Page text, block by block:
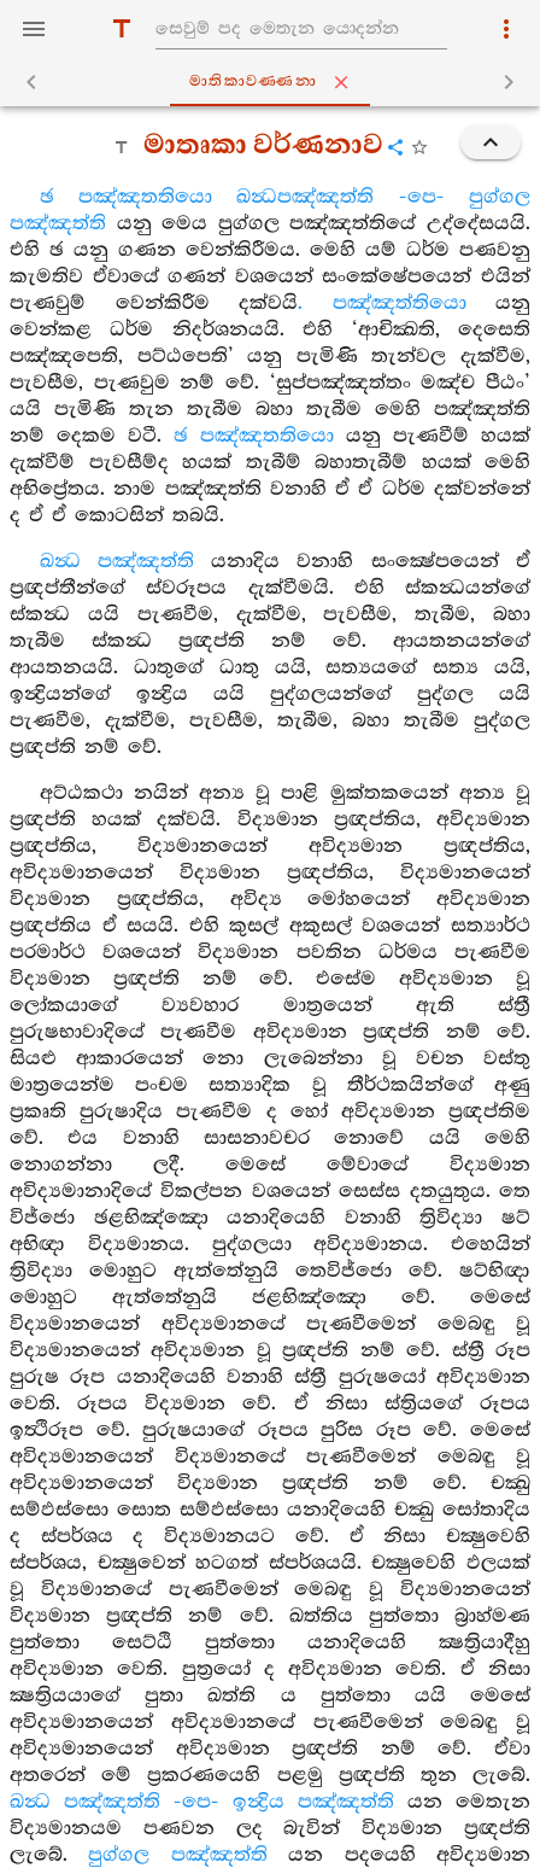
මාතිකාවණ‍්ණනා
මාතෘකා වර්ණනාව
ඡ පඤ්ඤතතියො ඛන්‍ධපඤ්ඤත්ති -පෙ- පුග්ගල
පඤ්ඤත්ති යනු මෙය පුග්ගල පඤ්ඤත්තියේ උද්දේසයයි.
එහි ඡ යනු ගණන වෙන්කිරීමය. මෙහි යම් ධර්ම පණවනු
කැමතිව ඒවායේ ගණන් වශයෙන් සංකේෂේපයෙන් එයින්
පැණවුම් වෙන්කිරීම දක්වයි. පඤ්ඤත්තියොයනු
වෙන්කළ ධර්ම නිදර්ශනයයි. එහි ‘ආචික්‍ඛති, දෙසෙති
පඤ්ඤපෙති, පට්ඨපෙති’ යනු පැමිණි තැන්වල දැක්වීම,
පැවසීම, පැණවුම නම් වේ. ‘සුප්පඤ්ඤත්තං මඤ්ච පීඨං’
යයි පැමිණි තැන තැබීම බහා තැබීම මෙහි පඤ්ඤත්ති
නම් දෙකම වටී. ඡ පඤ්ඤතතියො යනු පැණවීම් හයක්
දැක්වීම් පැවසීම්ද හයක් තැබීම් බහාතැබීම් හයක් මෙහි
අභිප්‍රේතය. නාම පඤ්ඤත්ති වනාහි ඒ ඒ ධර්ම දක්වන්නේ
ද ඒ ඒ කොටසින් තබයි.
ඛන්‍ධ පඤ්ඤත්ති යනාදිය වනාහි සංක්‍ෂේපයෙන් ඒ
ප්‍රඥප්තීන්ගේ ස්වරූපය දැක්වීමයි. එහි ස්කන්‍ධයන්ගේ
ස්කන්‍ධ යයි පැණවීම, දැක්වීම, පැවසීම, තැබීම, බහා
තැබීම ස්කන්‍ධ ප්‍රඥප්ති නම් වේ. ආයතනයන්ගේ
ආයතනයයි. ධාතුගේ ධාතු යයි, සත්‍යයගේ සත්‍ය යයි,
ඉන්‍ද්‍රියන්ගේ ඉන්‍ද්‍රිය යයි පුද්ගලයන්ගේ පුද්ගල යයි
පැණවීම, දැක්වීම, පැවසීම, තැබීම, බහා තැබීම පුද්ගල
ප්‍රඥප්ති නම් වේ.
අට්ඨකථා නයින් අන්‍ය වූ පාළි මුක්තකයෙන් අන්‍ය වූ
ප්‍රඥප්ති හයක් දක්වයි. විද්‍යමාන ප්‍රඥප්තිය, අවිද්‍යමාන
ප්‍රඥප්තිය, විද්‍යමානයෙන් අවිද්‍යමාන ප්‍රඥප්තිය,
අවිද්‍යමානයෙන් විද්‍යමාන ප්‍රඥප්තිය, විද්‍යමානයෙන්
විද්‍යමාන ප්‍රඥප්තිය, අවිද්‍ය මෝහයෙන් අවිද්‍යමාන
ප්‍රඥප්තිය ඒ සයයි. එහි කුසල් අකුසල් වශයෙන් සත්‍යාර්ථ
පරමාර්ථ වශයෙන් විද්‍යමාන පවතින ධර්මය පැණවීම
විද්‍යමාන ප්‍රඥප්ති නම් වේ. එසේම අවිද්‍යමාන වූ
ලෝකයාගේ ව්‍යවහාර මාත්‍රයෙන් ඇති ස්ත්‍රී
පුරුෂභාවාදියේ පැණවීම අවිද්‍යමාන ප්‍රඥප්ති නම් වේ.
සියළු ආකාරයෙන් නො ලැබෙන්නා වූ වචන වස්තු
මාත්‍රයෙන්ම පංචම සත්‍යාදික වූ තීර්ථකයින්ගේ අණු
ප්‍රකෘති පුරුෂාදිය පැණවීම ද හෝ අවිද්‍යමාන ප්‍රඥප්තිම
වේ. එය වනාහි සාසනාවචර නොවේ යයි මෙහි
නොගන්නා ලදී. මෙසේ මේවායේ විද්‍යමාන
අවිද්‍යමානාදියේ විකල්පන වශයෙන් සෙස්ස දතයුතුය. තෙ
විජ්ජො ඡළභිඤ්ඤො යනාදියෙහි වනාහි ත්‍රිවිද්‍යා ෂට්
අභිඥා විද්‍යමානය. පුද්ගලයා අවිද්‍යමානය. එහෙයින්
ත්‍රිවිද්‍යා මොහුට ඇත්තේනුයි තෙවිජ්ජො වේ. ෂට්භිඥා
මොහුට ඇත්තේනුයි ජළභිඤ්ඤො වේ. මෙසේ
විද්‍යමානයෙන් අවිද්‍යමානයේ පැණවීමෙන් මෙබඳු වූ
විද්‍යමානයෙන් අවිද්‍යමාන වූ ප්‍රඥප්ති නම් වේ. ස්ත්‍රී රූප
පුරුෂ රූප යනාදියෙහි වනාහි ස්ත්‍රී පුරුෂයෝ අවිද්‍යමාන
වෙති. රූපය විද්‍යමාන වේ. ඒ නිසා ස්ත්‍රියගේ රූපය
ඉත්‍ථිරූප වේ. පුරුෂයාගේ රූපය පුරිස රූප වේ. මෙසේ
අවිද්‍යමානයෙන් විද්‍යමානයේ පැණවීමෙන් මෙබඳු වූ
අවිද්‍යමානයෙන් විද්‍යමාන ප්‍රඥප්ති නම් වේ. චක්‍ඛු
සම්ඵස්සො සොත සම්ඵස්සො යනාදියෙහි චක්‍ඛු සෝතාදිය
ද ස්පර්ශය ද විද්‍යමානයට වේ. ඒ නිසා චක්‍ෂුවෙහි
ස්පර්ශය, චක්‍ෂුවෙන් හටගත් ස්පර්ශයයි. චක්‍ෂුවෙහි ඵලයක්
වූ විද්‍යමානයේ පැණවීමෙන් මෙබඳු වූ විද්‍යමානයෙන්
විද්‍යමාන ප්‍රඥප්ති නම් වේ. ඛත්තිය පුත්තො බ්‍රාහ්මණ
පුත්තො සෙට්ඨි පුත්තො යනාදියෙහි ක්‍ෂත්‍රියාදීහු
අවිද්‍යමාන වෙති. පුත්‍රයෝ ද අවිද්‍යමාන වෙති. ඒ නිසා
ක්‍ෂත්‍රියයාගේ පුතා ඛත්ති ය පුත්තො යයි මෙසේ
අවිද්‍යමානයෙන් අවිද්‍යමානයේ පැණවීමෙන් මෙබඳු වූ
අවිද්‍යමානයෙන් අවිද්‍යමාන ප්‍රඥප්ති නම් වේ. ඒවා
අතරෙන් මේ ප්‍රකරණයෙහි පළමු ප්‍රඥප්ති තුන ලැබේ.
ඛන්‍ධ පඤ්ඤත්ති -පෙ- ඉන්‍ද්‍රිය පඤ්ඤත්ති යන මෙතැන
විද්‍යමානයම පණවන ලද බැවින් විද්‍යමාන ප්‍රඥප්ති
ලැබේ.පුග්ගල පඤ්ඤත්ති යන පදයෙහි අවිද්‍යමාන